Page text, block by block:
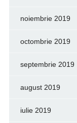
noiembrie 2019
octombrie 2019
septembrie 2019
august 2019
iulie 2019